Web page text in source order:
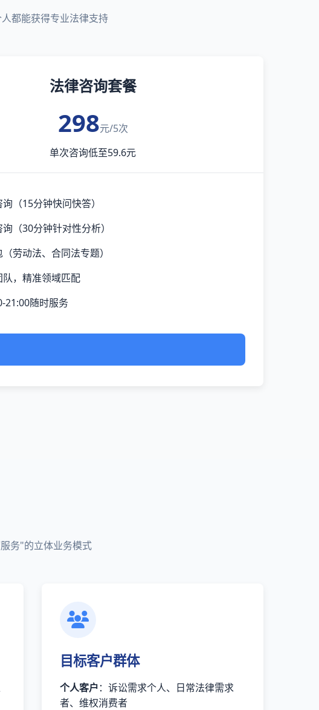
都能获得专业法律支持
法律咨询套餐
298元/5次
单次咨询低至59.6元
（15分钟快问快答）
（30分钟针对性分析）
劳动法、合同法专题）
，精准领域匹配
21:00随时服务
务"的立体业务模式
目标客户群体
个人客户：诉讼需求个人、日常法律需求
者、维权消费者